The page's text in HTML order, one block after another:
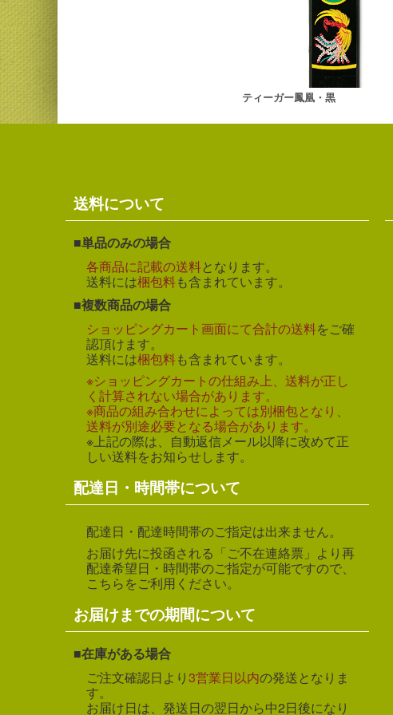
ティーガー鳳凰・黒
送料について
単品のみの場合
各商品に記載の送料となります。
送料には梱包料も含まれています。
複数商品の場合
ショッピングカート画面にて合計の送料をご確
認頂けます。
送料には梱包料も含まれています。
※ショッピングカートの仕組み上、送料が正し
く計算されない場合があります。
※商品の組み合わせによっては別梱包となり、
送料が別途必要となる場合があります。
※上記の際は、自動返信メール以降に改めて正
しい送料をお知らせします。
配達日・時間帯について
配達日・配達時間帯のご指定は出来ません。
お届け先に投函される「ご不在連絡票」より再
配達希望日・時間帯のご指定が可能ですので、
こちらをご利用ください。
お届けまでの期間について
在庫がある場合
ご注文確認日より3営業日以内の発送となりま
す。
お届け日は、発送日の翌日から中2日後になり